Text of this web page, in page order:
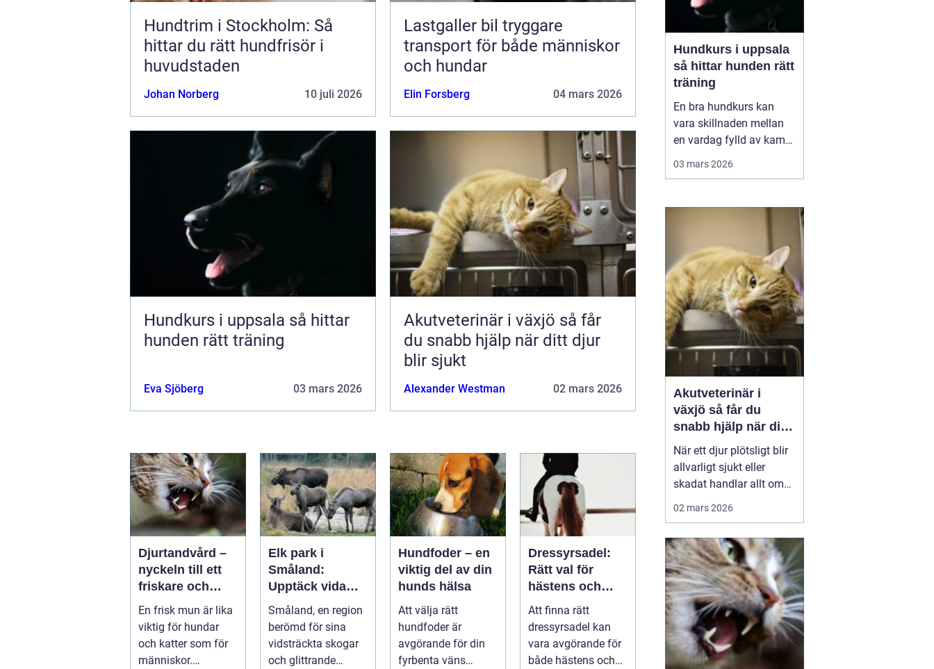
Hundtrim i Stockholm: Så
hittar du rätt hundfrisör i
huvudstaden
Johan Norberg 10 juli 2026
Lastgaller bil tryggare
transport för både människor
och hundar
Elin Forsberg 04 mars 2026
Hundkurs i uppsala så hittar
hunden rätt träning
Eva Sjöberg 03 mars 2026
Akutveterinär i växjö så får
du snabb hjälp när ditt djur
blir sjukt
Alexander Westman 02 mars 2026
Djurtandvård –
nyckeln till ett
friskare och
längre liv för
hund och katt
En frisk mun är lika
viktig för hundar
och katter som för
människor.
Elk park i
Småland:
Upptäck vida
landskap och
majestätiska
älgar
Småland, en region
berömd för sina
vidsträckta skogar
och glittrande
Hundfoder – en
viktig del av din
hunds hälsa
Att välja rätt
hundfoder är
avgörande för din
fyrbenta väns
Dressyrsadel:
Rätt val för
hästens och
ryttarens
perfekta balans
Att finna rätt
dressyrsadel kan
vara avgörande för
både hästens och
Hundkurs i uppsala
så hittar hunden rätt
träning
En bra hundkurs kan
vara skillnaden mellan
en vardag fylld av kamp
För många hundägare i
lära några kommandon,
utan om att byg...
03 mars 2026
Akutveterinär i
växjö så får du
snabb hjälp när ditt
djur blir sjukt
När ett djur plötsligt blir
allvarligt sjukt eller
skadat handlar allt om
gången en olycka
händer: Vem ska
kontaktas? Vad är
verkligen akut? Hur kan
man hjälpa sitt djur på
vägen in till kliniken? I
Väx...
02 mars 2026